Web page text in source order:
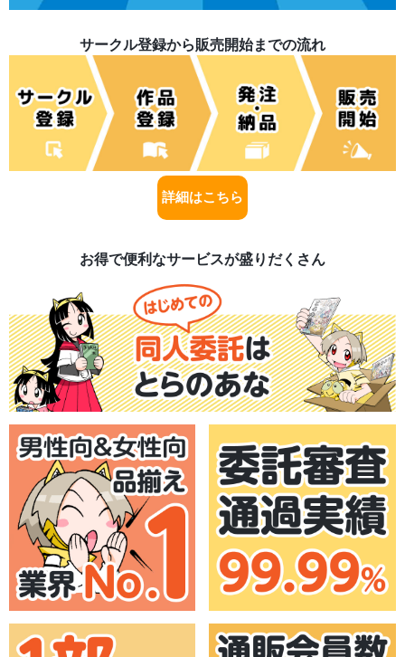
サークル登録から販売開始までの流れ
詳細はこちら
お得で便利なサービスが盛りだくさん